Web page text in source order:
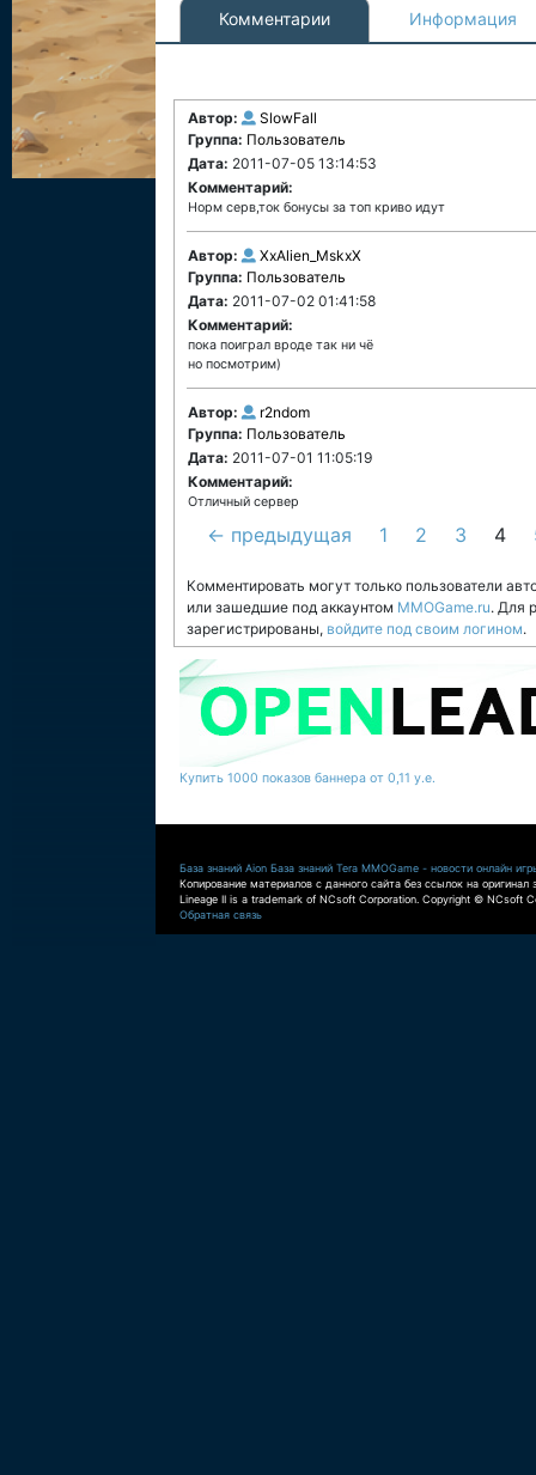
Комментарии Информация
Автор:
SlowFall
Группа: Пользователь
Дата: 2011-07-05 13:14:53
Комментарий:
Норм серв,ток бонусы за топ криво идут
Автор:
XxAlien_MskxX
Группа: Пользователь
Дата: 2011-07-02 01:41:58
Комментарий:
пока поиграл вроде так ни чё
но посмотрим)
Автор:
r2ndom
Группа: Пользователь
Дата: 2011-07-01 11:05:19
Комментарий:
Отличный сервер
← предыдущая 1 2 3 4
Комментировать могут только пользователи
или зашедшие под аккаунтом MMOGame.ru. Для
зарегистрированы, войдите под своим логином.
Купить 1000 показов баннера от 0,11 у.е.
База знаний Aion База знаний Tera MMOGame - новости онлайн
Копирование материалов с данного сайта без ссылок на оригинал
Lineage II is a trademark of NCsoft Corporation. Copyright © NCsoft
Обратная связь